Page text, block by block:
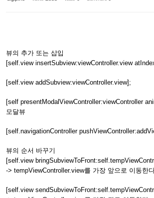
뷰의 추가 또는 삽입
[self.view insertSubview:viewController.view
[self.view addSubview:viewController.view];
[self presentModalViewController:viewController
모달뷰
[self.navigationController
뷰의 순서 바꾸기
[self.view
-> tempViewController.view를 가장 앞으로 이동한
[self.view